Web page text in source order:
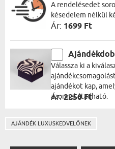
A rendelésedet
késedelem nélkül
Ár: 1699 Ft
Válassza ki a
ajándékot kap,
azonnal átadható.
Ár:2250 Ft
AJÁNDÉK LUXUSKEDVELŐNEK